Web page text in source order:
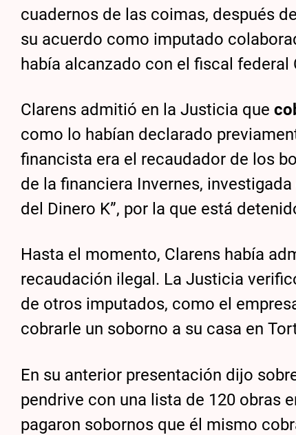
cuadernos de las coimas, después
su acuerdo como imputado
había alcanzado con el fiscal federal
Clarens admitió en la Justicia que
como lo habían declarado
financista era el recaudador de los
de la financiera Invernes,
del Dinero K”, por la que está
Hasta el momento, Clarens había
recaudación ilegal. La Justicia
de otros imputados, como el
cobrarle un soborno a su casa en
En su anterior presentación dijo
pendrive con una lista de 120 obras
pagaron sobornos que él mismo